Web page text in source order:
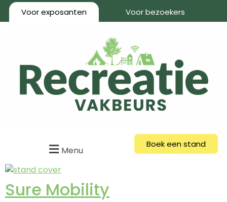
Voor exposanten Voor bezoekers
Menu
Boek een stand
Sure Mobility